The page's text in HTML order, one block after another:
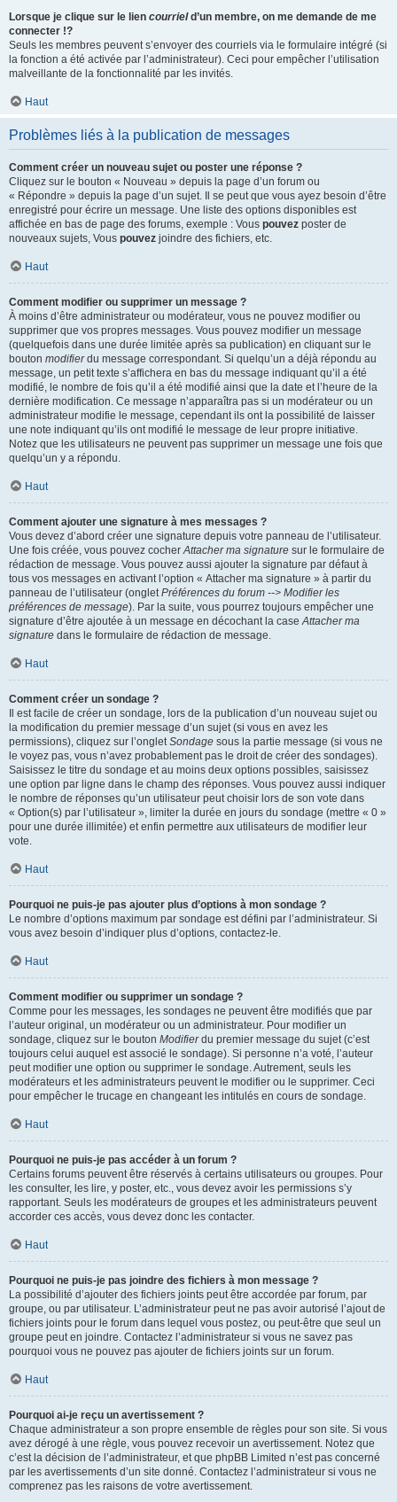
Lorsque je clique sur le lien courrield’un membre, on me demande de me
connecter !?
Seuls les membres peuvent s’envoyer des courriels via le formulaire intégré (si
la fonction a été activée par l’administrateur). Ceci pour empêcher l’utilisation
malveillante de la fonctionnalité par les invités.
Haut
Problèmes liés à la publication de messages
Comment créer un nouveau sujet ou poster une réponse ?
Cliquez sur le bouton « Nouveau » depuis la page d’un forum ou
« Répondre » depuis la page d’un sujet. Il se peut que vous ayez besoin d’être
enregistré pour écrire un message. Une liste des options disponibles est
affichée en bas de page des forums, exemple : Vous pouvez poster de
nouveaux sujets, Vous pouvez joindre des fichiers, etc.
Haut
Comment modifier ou supprimer un message ?
À moins d’être administrateur ou modérateur, vous ne pouvez modifier ou
supprimer que vos propres messages. Vous pouvez modifier un message
(quelquefois dans une durée limitée après sa publication) en cliquant sur le
bouton modifierdu message correspondant. Si quelqu’un a déjà répondu au
message, un petit texte s’affichera en bas du message indiquant qu’il a été
modifié, le nombre de fois qu’il a été modifié ainsi que la date et l’heure de la
dernière modification. Ce message n’apparaîtra pas si un modérateur ou un
administrateur modifie le message, cependant ils ont la possibilité de laisser
une note indiquant qu’ils ont modifié le message de leur propre initiative.
Notez que les utilisateurs ne peuvent pas supprimer un message une fois que
quelqu’un y a répondu.
Haut
Comment ajouter une signature à mes messages ?
Vous devez d’abord créer une signature depuis votre panneau de l’utilisateur.
Une fois créée, vous pouvez cocherAttacher ma signature sur le formulaire de
rédaction de message. Vous pouvez aussi ajouter la signature par défaut à
tous vos messages en activant l’option « Attacher ma signature » à partir du
panneau de l’utilisateur (ongletPréférences du forum --> Modifier les
préférences de message). Par la suite, vous pourrez toujours empêcher une
signature d’être ajoutée à un message en décochant la caseAttacher ma
signature dans le formulaire de rédaction de message.
Haut
Comment créer un sondage ?
Il est facile de créer un sondage, lors de la publication d’un nouveau sujet ou
la modification du premier message d’un sujet (si vous en avez les
permissions), cliquez sur l’ongletSondage sous la partie message (si vous ne
le voyez pas, vous n’avez probablement pas le droit de créer des sondages).
Saisissez le titre du sondage et au moins deux options possibles, saisissez
une option par ligne dans le champ des réponses. Vous pouvez aussi indiquer
le nombre de réponses qu’un utilisateur peut choisir lors de son vote dans
« Option(s) par l’utilisateur », limiter la durée en jours du sondage (mettre « 0 »
pour une durée illimitée) et enfin permettre aux utilisateurs de modifier leur
vote.
Haut
Pourquoi ne puis-je pas ajouter plus d’options à mon sondage ?
Le nombre d’options maximum par sondage est défini par l’administrateur. Si
vous avez besoin d’indiquer plus d’options, contactez-le.
Haut
Comment modifier ou supprimer un sondage ?
Comme pour les messages, les sondages ne peuvent être modifiés que par
l’auteur original, un modérateur ou un administrateur. Pour modifier un
sondage, cliquez sur le bouton Modifierdu premier message du sujet (c’est
toujours celui auquel est associé le sondage). Si personne n’a voté, l’auteur
peut modifier une option ou supprimer le sondage. Autrement, seuls les
modérateurs et les administrateurs peuvent le modifier ou le supprimer. Ceci
pour empêcher le trucage en changeant les intitulés en cours de sondage.
Haut
Pourquoi ne puis-je pas accéder à un forum ?
Certains forums peuvent être réservés à certains utilisateurs ou groupes. Pour
les consulter, les lire, y poster, etc., vous devez avoir les permissions s’y
rapportant. Seuls les modérateurs de groupes et les administrateurs peuvent
accorder ces accès, vous devez donc les contacter.
Haut
Pourquoi ne puis-je pas joindre des fichiers à mon message ?
La possibilité d’ajouter des fichiers joints peut être accordée par forum, par
groupe, ou par utilisateur. L’administrateur peut ne pas avoir autorisé l’ajout de
fichiers joints pour le forum dans lequel vous postez, ou peut-être que seul un
groupe peut en joindre. Contactez l’administrateur si vous ne savez pas
pourquoi vous ne pouvez pas ajouter de fichiers joints sur un forum.
Haut
Pourquoi ai-je reçu un avertissement ?
Chaque administrateur a son propre ensemble de règles pour son site. Si vous
avez dérogé à une règle, vous pouvez recevoir un avertissement. Notez que
c’est la décision de l’administrateur, et que phpBB Limited n’est pas concerné
par les avertissements d’un site donné. Contactez l’administrateur si vous ne
comprenez pas les raisons de votre avertissement.